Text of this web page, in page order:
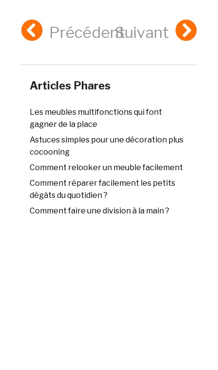
PrécédentSuivant
Articles Phares
Les meubles multifonctions qui font
gagner de la place
Astuces simples pour une décoration plus
cocooning
Comment relooker un meuble facilement
Comment réparer facilement les petits
dégâts du quotidien ?
Comment faire une division à la main ?